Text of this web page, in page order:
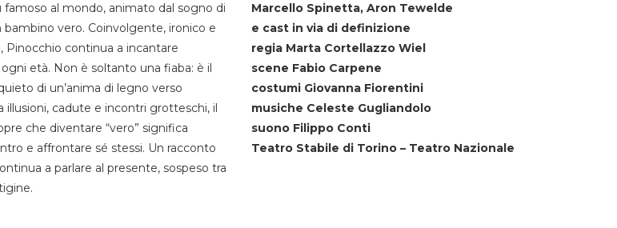
famoso al mondo, animato dal sogno di
bambino vero. Coinvolgente, ironico e
Pinocchio continua a incantare
età. Non è soltanto una fiaba: è il
di un’anima di legno verso
illusioni, cadute e incontri grotteschi, il
che diventare “vero” significa
e affrontare sé stessi. Un racconto
a parlare al presente, sospeso tra
Marcello Spinetta, Aron Tewelde
e cast in via di definizione
regia Marta Cortellazzo Wiel
scene Fabio Carpene
costumi Giovanna Fiorentini
musiche Celeste Gugliandolo
suono Filippo Conti
Teatro Stabile di Torino – Teatro Nazionale